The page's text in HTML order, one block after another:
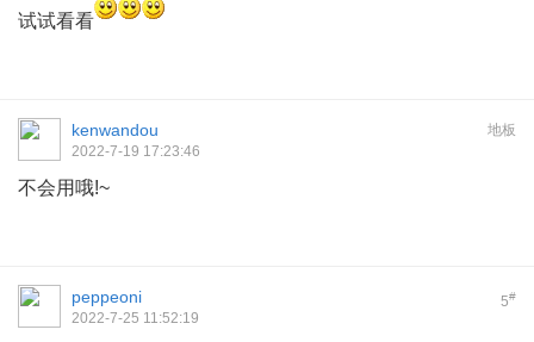
试试看看
地板
kenwandou
2022-7-19 17:23:46
不会用哦!~
5#
peppeoni
2022-7-25 11:52:19